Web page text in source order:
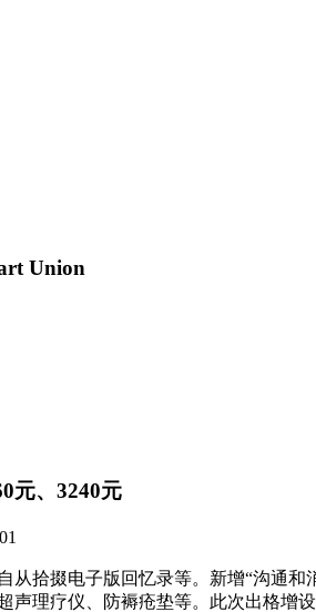
Union
元、3240元
掇电子版回忆录等。新增“沟通和
声理疗仪、防褥疮垫等。此次出格增